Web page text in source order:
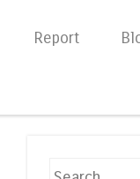
Report
Search